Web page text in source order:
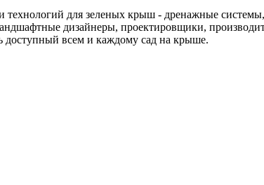
технологий для зеленых крыш - дренажные
дизайнеры, проектировщики,
доступный всем и каждому сад на крыше.